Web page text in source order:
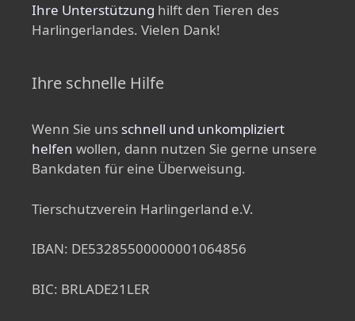
Ihre Unterstützung hilft den Tieren des
Harlingerlandes. Vielen Dank!
Ihre schnelle Hilfe
Wenn Sie uns schnell und unkompliziert
helfen wollen, dann nutzen Sie gerne unsere
Bankdaten für eine Überweisung.
Tierschutzverein Harlingerland e.V.
IBAN: DE53285500000001064856
BIC: BRLADE21LER